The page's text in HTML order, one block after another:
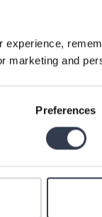
marketing and
Preferences